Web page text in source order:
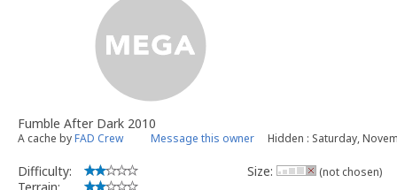
Fumble After Dark 2010
A cache byFAD Crew Message this owner Hidden : Saturday,
Difficulty:
Size: (not chosen)